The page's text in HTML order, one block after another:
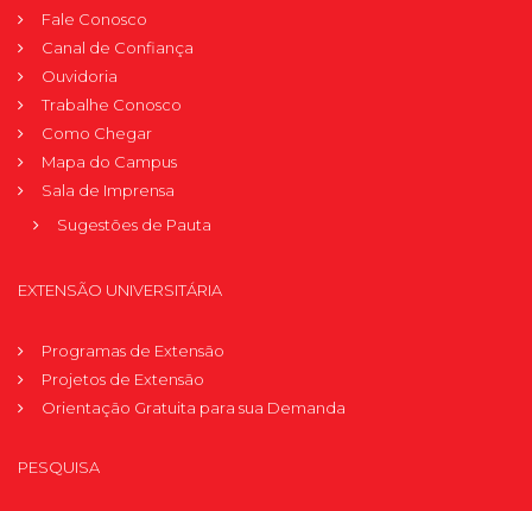
Fale Conosco
Canal de Confiança
Ouvidoria
Trabalhe Conosco
Como Chegar
Mapa do Campus
Sala de Imprensa
Sugestões de Pauta
EXTENSÃO UNIVERSITÁRIA
Programas de Extensão
Projetos de Extensão
Orientação Gratuita para sua Demanda
PESQUISA